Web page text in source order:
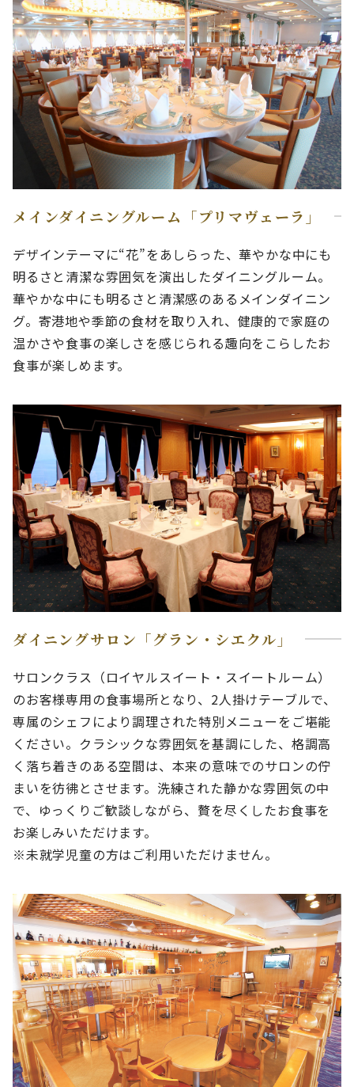
メインダイニングルーム「プリマヴェーラ」
デザインテーマに“花”をあしらった、華やかな中にも
明るさと清潔な雰囲気を演出したダイニングルーム。
華やかな中にも明るさと清潔感のあるメインダイニン
グ。寄港地や季節の食材を取り入れ、健康的で家庭の
温かさや食事の楽しさを感じられる趣向をこらしたお
食事が楽しめます。
ダイニングサロン「グラン・シエクル」
サロンクラス（ロイヤルスイート・スイートルーム）
のお客様専用の食事場所となり、2人掛けテーブルで、
専属のシェフにより調理された特別メニューをご堪能
ください。クラシックな雰囲気を基調にした、格調高
く落ち着きのある空間は、本来の意味でのサロンの佇
まいを彷彿とさせます。洗練された静かな雰囲気の中
で、ゆっくりご歓談しながら、贅を尽くしたお食事を
お楽しみいただけます。
※未就学児童の方はご利用いただけません。